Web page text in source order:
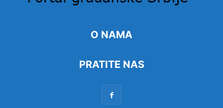
O NAMA
PRATITE NAS